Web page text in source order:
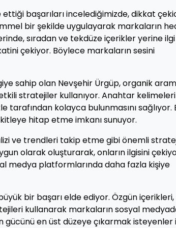
başarıları incelediğimizde, dikkat
bir şekilde uygulayarak markaların
sıradan ve tekdüze içerikler yerine ilgi
çekiyor. Böylece markaların sesini
sahip olan Nevşehir Ürgüp, organik
stratejiler kullanıyor. Anahtar kelimeleri
kolayca bulunmasını sağlıyor.
hitap etme imkanı sunuyor.
ve trendleri takip etme gibi önemli
olarak oluşturarak, onların ilgisini
medya platformlarında daha fazla kişiye
bir başarı elde ediyor. Özgün içerikleri,
kullanarak markaların sosyal
gücünü en üst düzeye çıkarmak isteyenler